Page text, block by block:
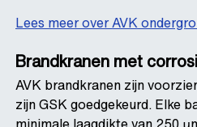
Lees meer over AVK
Brandkranen met
AVK brandkranen zijn
zijn GSK goedgekeurd. Elke